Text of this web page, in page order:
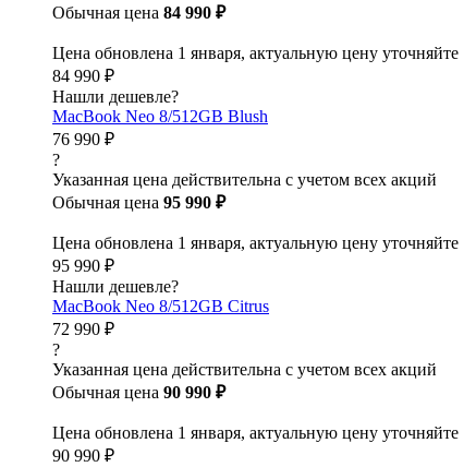
Обычная цена 84 990 ₽
Цена обновлена 1 января, актуальную цену уточняйте
84 990 ₽
Нашли дешевле?
MacBook Neo 8/512GB Blush
76 990 ₽
?
Указанная цена действительна с учетом всех акций
Обычная цена 95 990 ₽
Цена обновлена 1 января, актуальную цену уточняйте
95 990 ₽
Нашли дешевле?
MacBook Neo 8/512GB Citrus
72 990 ₽
?
Указанная цена действительна с учетом всех акций
Обычная цена 90 990 ₽
Цена обновлена 1 января, актуальную цену уточняйте
90 990 ₽